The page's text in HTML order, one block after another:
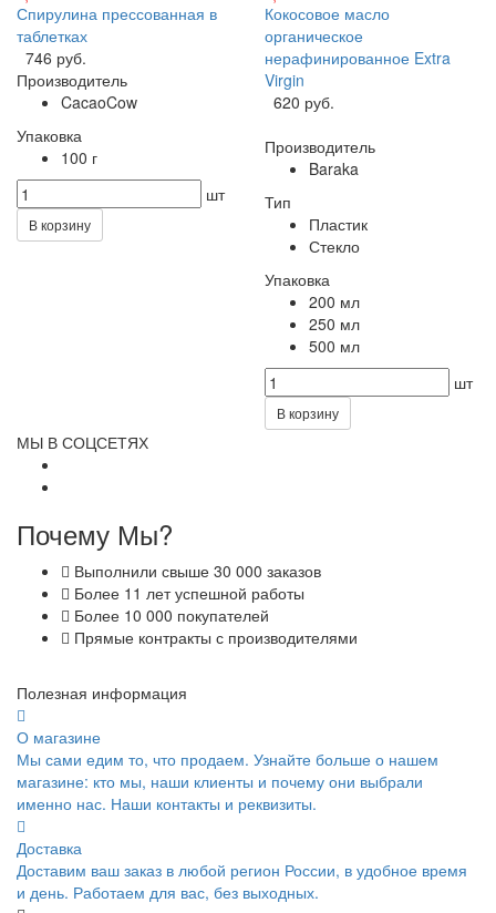
Спирулина прессованная в
таблетках
746 руб.
Производитель
CacaoCow
Упаковка
100 г
шт
В корзину
Кокосовое масло
органическое
нерафинированное Extra
Virgin
620 руб.
Производитель
Baraka
Тип
Пластик
Стекло
Упаковка
200 мл
250 мл
500 мл
шт
В корзину
МЫ В СОЦСЕТЯХ
Почему Мы?
Выполнили свыше 30 000 заказов
Более 11 лет успешной работы
Более 10 000 покупателей
Прямые контракты с производителями
Полезная информация
О магазине
Мы сами едим то, что продаем. Узнайте больше о нашем
магазине: кто мы, наши клиенты и почему они выбрали
именно нас. Наши контакты и реквизиты.
Доставка
Доставим ваш заказ в любой регион России, в удобное время
и день. Работаем для вас, без выходных.